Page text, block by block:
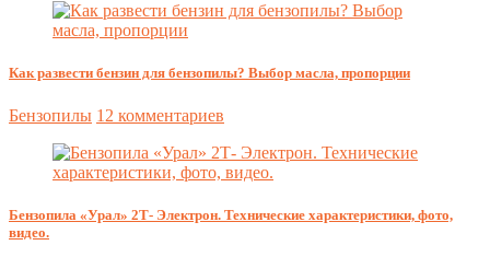
Как развести бензин для бензопилы? Выбор масла, пропорции
Бензопилы 12 комментариев
Бензопила «Урал» 2Т- Электрон. Технические характеристики, фото,
видео.